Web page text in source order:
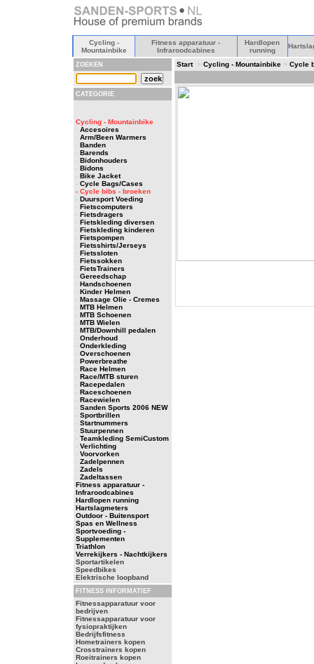
Cycling -
Mountainbike
Fitness apparatuur -
Infraroodcabines
Hardlopen
running
ZOEKEN
CATEGORIE
Cycling - Mountainbike
- Accesoires
- Arm/Been Warmers
- Banden
- Barends
- Bidonhouders
- Bidons
- Bike Jacket
- Cycle Bags/Cases
- Cycle bibs - broeken
- Duursport Voeding
- Fietscomputers
- Fietsdragers
- Fietskleding diversen
- Fietskleding kinderen
- Fietspompen
- Fietsshirts/Jerseys
- Fietssloten
- Fietssokken
- FietsTrainers
- Gereedschap
- Handschoenen
- Kinder Helmen
- Massage Olie - Cremes
- MTB Helmen
- MTB Schoenen
- MTB Wielen
- MTB/Downhill pedalen
- Onderhoud
- Onderkleding
- Overschoenen
- Powerbreathe
- Race Helmen
- Race/MTB sturen
- Racepedalen
- Raceschoenen
- Racewielen
- Sanden Sports 2006 NEW
- Sportbrillen
- Startnummers
- Stuurpennen
- Teamkleding SemiCustom
- Verlichting
- Voorvorken
- Zadelpennen
- Zadels
- Zadeltassen
Fitness apparatuur -
Infraroodcabines
Hardlopen running
Hartslagmeters
Outdoor - Buitensport
Spas en Wellness
Sportvoeding -
Supplementen
Triathlon
Verrekijkers - Nachtkijkers
Sportartikelen
Speedbikes
Elektrische loopband
FITNESS INFORMATIEF
Fitnessapparatuur voor
bedrijven
Fitnessapparatuur voor
fysiopraktijken
Bedrijfsfitness
Hometrainers kopen
Crosstrainers kopen
Roeitrainers kopen
Start> Cycling - Mountainbike > Cycle